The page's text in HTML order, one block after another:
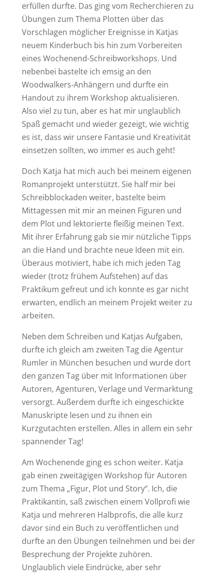
erfüllen durfte. Das ging vom Recherchieren zu
Übungen zum Thema Plotten über das
Vorschlagen möglicher Ereignisse in Katjas
neuem Kinderbuch bis hin zum Vorbereiten
eines Wochenend-Schreibworkshops. Und
nebenbei bastelte ich emsig an den
Woodwalkers-Anhängern und durfte ein
Handout zu ihrem Workshop aktualisieren.
Also viel zu tun, aber es hat mir unglaublich
Spaß gemacht und wieder gezeigt, wie wichtig
es ist, dass wir unsere Fantasie und Kreativität
einsetzen sollten, wo immer es auch geht!
Doch Katja hat mich auch bei meinem eigenen
Romanprojekt unterstützt. Sie half mir bei
Schreibblockaden weiter, bastelte beim
Mittagessen mit mir an meinen Figuren und
dem Plot und lektorierte fleißig meinen Text.
Mit ihrer Erfahrung gab sie mir nützliche Tipps
an die Hand und brachte neue Ideen mit ein.
Überaus motiviert, habe ich mich jeden Tag
wieder (trotz frühem Aufstehen) auf das
Praktikum gefreut und ich konnte es gar nicht
erwarten, endlich an meinem Projekt weiter zu
arbeiten.
Neben dem Schreiben und Katjas Aufgaben,
durfte ich gleich am zweiten Tag die Agentur
Rumler in München besuchen und wurde dort
den ganzen Tag über mit Informationen über
Autoren, Agenturen, Verlage und Vermarktung
versorgt. Außerdem durfte ich eingeschickte
Manuskripte lesen und zu ihnen ein
Kurzgutachten erstellen. Alles in allem ein sehr
spannender Tag!
Am Wochenende ging es schon weiter. Katja
gab einen zweitägigen Workshop für Autoren
zum Thema „Figur, Plot und Story“. Ich, die
Praktikantin, saß zwischen einem Vollprofi wie
Katja und mehreren Halbprofis, die alle kurz
davor sind ein Buch zu veröffentlichen und
durfte an den Übungen teilnehmen und bei der
Besprechung der Projekte zuhören.
Unglaublich viele Eindrücke, aber sehr